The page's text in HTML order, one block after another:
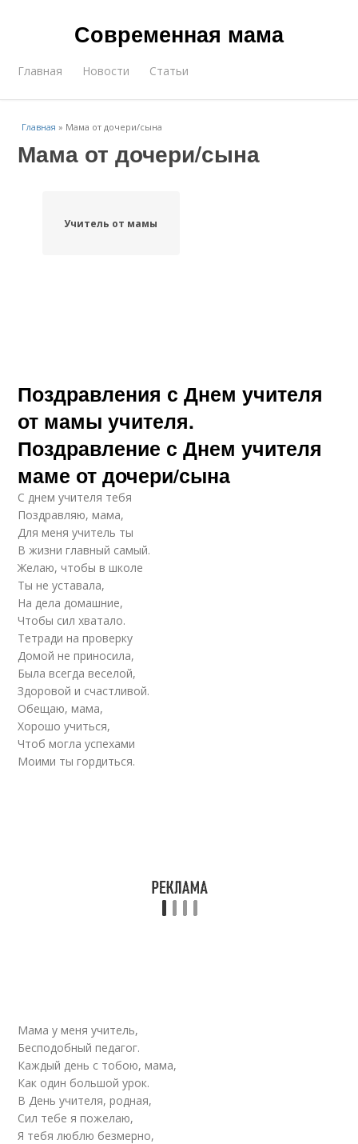
Современная мама
Главная Новости Статьи
Главная » Мама от дочери/сына
Мама от дочери/сына
Учитель от мамы
Поздравления с Днем учителя
от мамы учителя.
Поздравление с Днем учителя
маме от дочери/сына
С днем учителя тебя
Поздравляю, мама,
Для меня учитель ты
В жизни главный самый.
Желаю, чтобы в школе
Ты не уставала,
На дела домашние,
Чтобы сил хватало.
Тетради на проверку
Домой не приносила,
Была всегда веселой,
Здоровой и счастливой.
Обещаю, мама,
Хорошо учиться,
Чтоб могла успехами
Моими ты гордиться.
Мама у меня учитель,
Бесподобный педагог.
Каждый день с тобою, мама,
Как один большой урок.
В День учителя, родная,
Сил тебе я пожелаю,
Я тебя люблю безмерно,